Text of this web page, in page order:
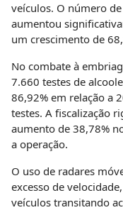
veículos. O número
aumentou
um crescimento de
No combate à
7.660 testes de
86,92% em relação a
testes. A fiscalização
aumento de 38,78%
a operação.
O uso de radares
excesso de
veículos transitando